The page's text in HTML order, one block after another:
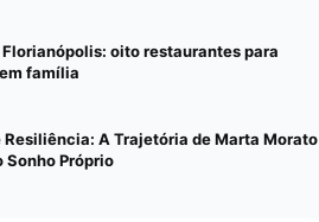
Florianópolis: oito restaurantes para
família
Resiliência: A Trajetória de Marta Morato
Sonho Próprio